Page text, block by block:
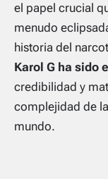
el papel crucial
menudo
historia del
Karol G ha sido
credibilidad y
complejidad de
mundo.